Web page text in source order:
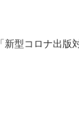
型コロナ出版